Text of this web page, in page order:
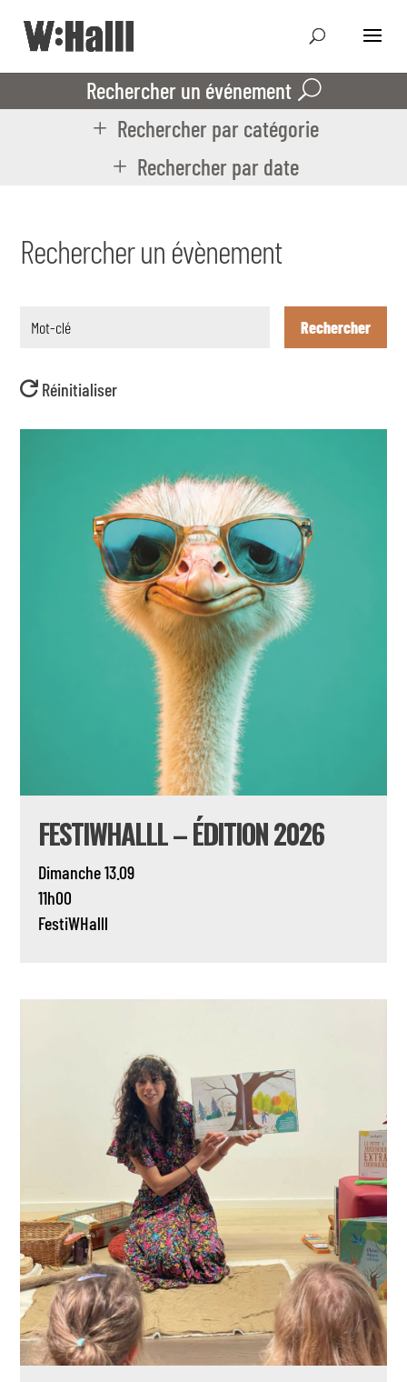
Rechercher un événement
Rechercher par catégorie
Rechercher par date
Rechercher un évènement
Rechercher
Réinitialiser
FESTIWHALLL – ÉDITION 2026
Dimanche 13.09
11h00
FestiWHalll